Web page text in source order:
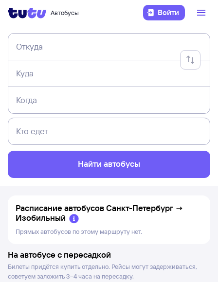
Автобусы Войти
Откуда
Куда
Когда
Кто едет
Найти автобусы
Расписание автобусовСанкт-Петербург →
Изобильный
Прямых автобусов по этому маршруту нет.
На автобусе с пересадкой
Билеты придётся купить отдельно. Рейсы могут задерживаться,
советуем заложить 3–4 часа на пересадку.